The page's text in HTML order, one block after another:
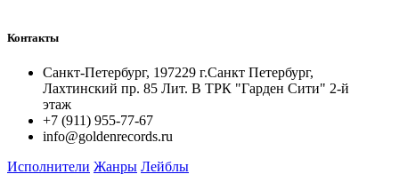
Контакты
Санкт-Петербург, 197229 г.Санкт Петербург,
Лахтинский пр. 85 Лит. B ТРК "Гарден Сити" 2-й
этаж
+7 (911) 955-77-67
info@goldenrecords.ru
Исполнители Жанры Лейблы